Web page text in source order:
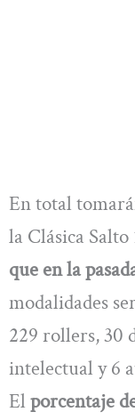
En total
la Clásica Salto
que en la
modalidades
229 rollers, 30
intelectual y 6
El porcentaje